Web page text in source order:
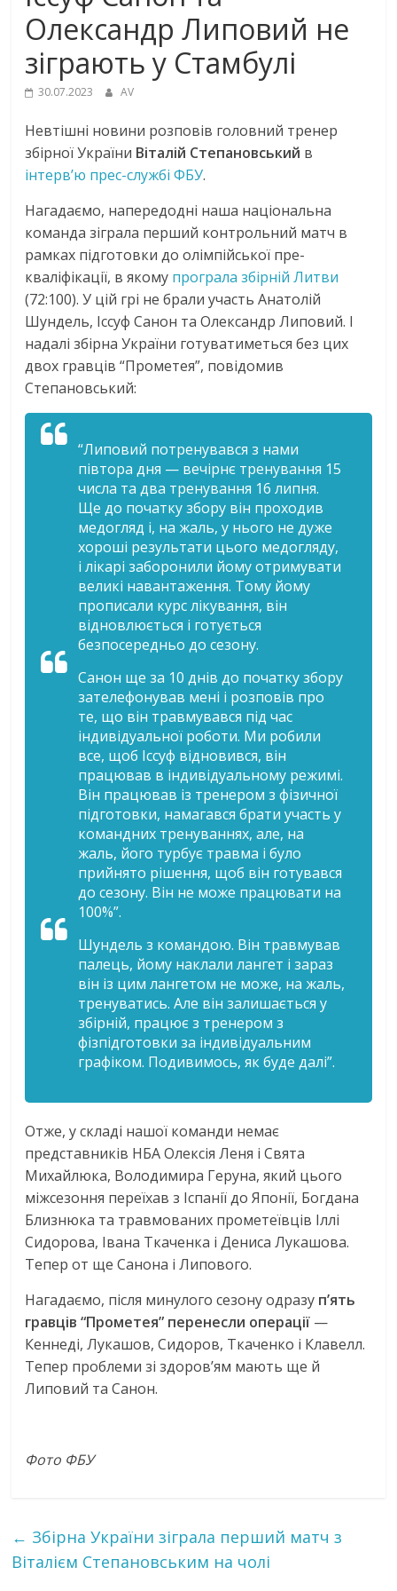
Олександр Липовий не
зіграють у Стамбулі
30.07.2023 AV
Невтішні новини розповів головний тренер
збірної України Віталій Степановський в
інтерв’ю прес-службі ФБУ.
Нагадаємо, напередодні наша національна
команда зіграла перший контрольний матч в
рамках підготовки до олімпійської пре-
кваліфікації, в якому програла збірній Литви
(72:100). У цій грі не брали участь Анатолій
Шундель, Іссуф Санон та Олександр Липовий. І
надалі збірна України готуватиметься без цих
двох гравців “Прометея”, повідомив
Степановський:
“Липовий потренувався з нами
півтора дня — вечірнє тренування 15
числа та два тренування 16 липня.
Ще до початку збору він проходив
медогляд і, на жаль, у нього не дуже
хороші результати цього медогляду,
і лікарі заборонили йому отримувати
великі навантаження. Тому йому
прописали курс лікування, він
відновлюється і готується
безпосередньо до сезону.
Санон ще за 10 днів до початку збору
зателефонував мені і розповів про
те, що він травмувався під час
індивідуальної роботи. Ми робили
все, щоб Іссуф відновився, він
працював в індивідуальному режимі.
Він працював із тренером з фізичної
підготовки, намагався брати участь у
командних тренуваннях, але, на
жаль, його турбує травма і було
прийнято рішення, щоб він готувався
до сезону. Він не може працювати на
100%”.
Шундель з командою. Він травмував
палець, йому наклали лангет і зараз
він із цим лангетом не може, на жаль,
тренуватись. Але він залишається у
збірній, працює з тренером з
фізпідготовки за індивідуальним
графіком. Подивимось, як буде далі”.
Отже, у складі нашої команди немає
представників НБА Олексія Леня і Свята
Михайлюка, Володимира Геруна, який цього
міжсезоння переїхав з Іспанії до Японії, Богдана
Близнюка та травмованих прометеївців Іллі
Сидорова, Івана Ткаченка і Дениса Лукашова.
Тепер от ще Санона і Липового.
Нагадаємо, після минулого сезону одразу п’ять
гравців “Прометея” перенесли операції —
Кеннеді, Лукашов, Сидоров, Ткаченко і Клавелл.
Тепер проблеми зі здоров’ям мають ще й
Липовий та Санон.
Фото ФБУ
← Збірна України зіграла перший матч з
Віталієм Степановським на чолі